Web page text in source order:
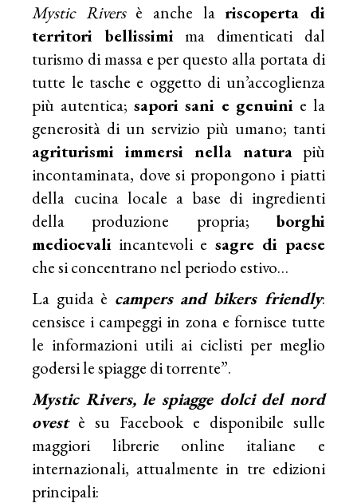
Mystic Riversè anche la riscoperta di
territori bellissimima dimenticati dal
turismo di massa e per questo alla portata di
tutte le tasche e oggetto di un’accoglienza
più autentica; sapori sani e genuini e la
generosità di un servizio più umano; tanti
agriturismi immersi nella naturapiù
incontaminata, dove si propongono i piatti
della cucina locale a base di ingredienti
della produzione propria; borghi
medioevali incantevoli e sagre di paese
che si concentrano nel periodo estivo…
La guida è campers and bikers friendly:
censisce i campeggi in zona e fornisce tutte
le informazioni utili ai ciclisti per meglio
godersi le spiagge di torrente”.
Mystic Rivers, le spiagge dolci del nord
ovestè su Facebooke disponibile sulle
maggiori librerie online italiane e
internazionali, attualmente in tre edizioni
principali: